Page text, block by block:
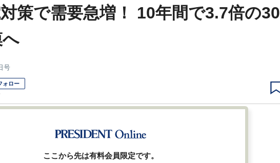
策で需要急増！ 10年間で3.7倍の30
号
ォロー
ここから先は有料会員限定です。